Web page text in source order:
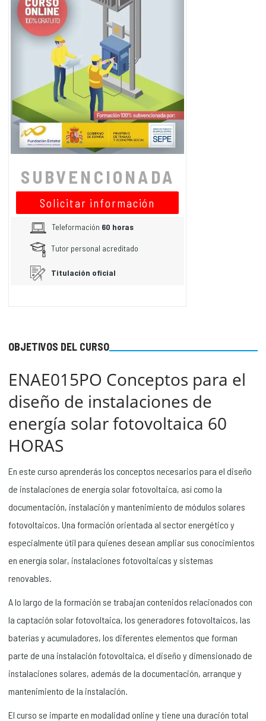
OBJETIVOS DEL CURSO
ENAE015PO Conceptos para el
diseño de instalaciones de
energía solar fotovoltaica 60
HORAS
En este curso aprenderás los conceptos necesarios para el diseño
de instalaciones de energía solar fotovoltaica, así como la
documentación, instalación y mantenimiento de módulos solares
fotovoltaicos. Una formación orientada al sector energético y
especialmente útil para quienes desean ampliar sus conocimientos
en energía solar, instalaciones fotovoltaicas y sistemas
renovables.
A lo largo de la formación se trabajan contenidos relacionados con
la captación solar fotovoltaica, los generadores fotovoltaicos, las
baterías y acumuladores, los diferentes elementos que forman
parte de una instalación fotovoltaica, el diseño y dimensionado de
instalaciones solares, además de la documentación, arranque y
mantenimiento de la instalación.
El curso se imparte en modalidad online y tiene una duración total
SUBVENCIONADA
Solicitar información
Teleformación 60 horas
Tutor personal acreditado
Titulación oficial